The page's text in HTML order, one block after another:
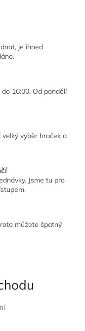
je ihned
16:00. Od pondělí
výběr hraček a
Jsme tu pro
můžete špatný